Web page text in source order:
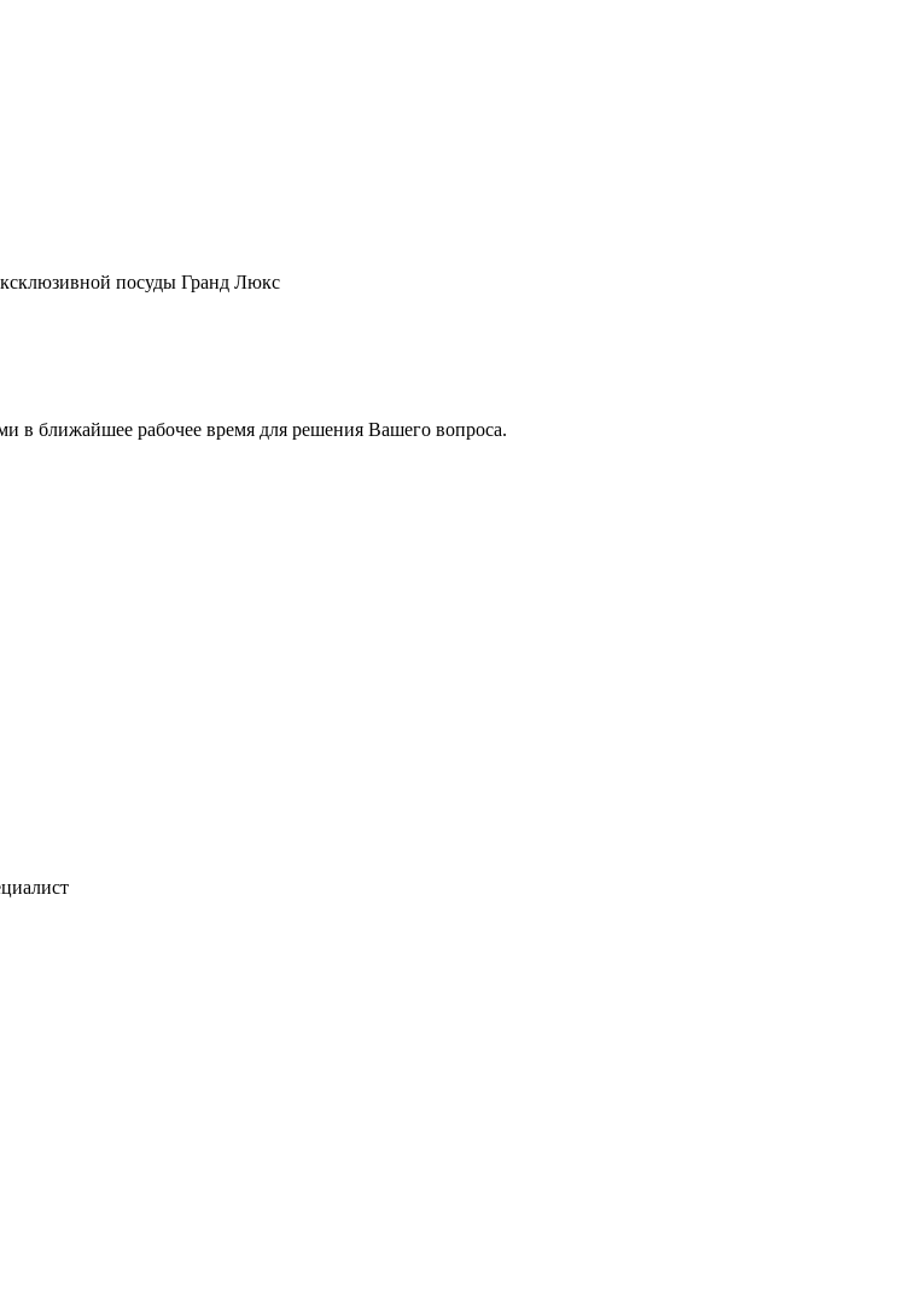
посуды Гранд Люкс
в ближайшее рабочее время для решения Вашего вопроса.